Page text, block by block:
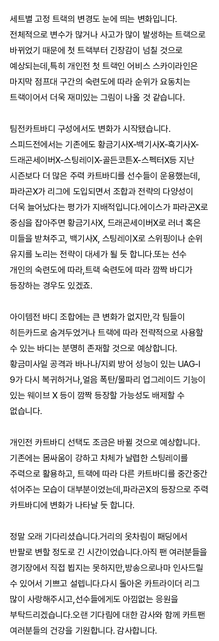
세트별 고정 트랙의 변경도 눈에 띄는 변화입니다.
전체적으로 변수가 많거나 사고가 많이 발생하는 트랙으로
바뀌었기 때문에 첫 트랙부터 긴장감이 넘칠 것으로
예상되는데,특히 개인전 첫 트랙인 어비스 스카이라인은
마지막 점프대 구간의 숙련도에 따라 순위가 요동치는
트랙이어서 더욱 재미있는 그림이 나올 것 같습니다.
팀전카트바디 구성에서도 변화가 시작됐습니다.
스피드전에서는 기존에도 황금기사X-백기사X-흑기사X-
드래곤세이버X-스팅레이X-골든코튼X-스펙터X등 지난
시즌보다 더 많은 주력 카트바디를 선수들이 운용했는데,
파라곤X가 리그에 도입되면서 조합과 전략의 다양성이
더욱 늘어났다는 평가가 지배적입니다.에이스가 파라곤X로
중심을 잡아주면 황금기사X, 드래곤세이버X로 러너 혹은
미들을 받쳐주고, 백기사X, 스팅레이X로 스위핑이나 순위
유지를 노리는 전략이 대세가 될 듯 합니다.또는 선수
개인의 숙련도에 따라,트랙 숙련도에 따라 깜짝 바디가
등장하는 경우도 있겠죠.
아이템전 바디 조합에는 큰 변화가 없지만,각 팀들이
히든카드로 숨겨두었거나 트랙에 따라 전략적으로 사용할
수 있는 바디는 분명히 존재할 것으로 예상합니다.
황금미사일 공격과 바나나/지뢰 방어 성능이 있는 UAG-I
9가 다시 복귀하거나,얼음 폭탄/물파리 업그레이드 기능이
있는 웨이브 X 등이 깜짝 등장할 가능성도 배제할 수
없습니다.
개인전 카트바디 선택도 조금은 바뀔 것으로 예상합니다.
기존에는 몸싸움이 강하고 차체가 날렵한 스팅레이를
주력으로 활용하고, 트랙에 따라 다른 카트바디를 중간중간
섞어주는 모습이 대부분이었는데,파라곤X의 등장으로 주력
카트바디에 변화가 나타날 듯 합니다.
정말 오래 기다리셨습니다.거리의 옷차림이 패딩에서
반팔로 변할 정도로 긴 시간이었습니다.아직 팬 여러분들을
경기장에서 직접 뵙지는 못하지만,방송으로나마 인사드릴
수 있어서 기쁘고 설렙니다.다시 돌아온 카트라이더 리그
많이 사랑해주시고,선수들에게도 아낌없는 응원을
부탁드리겠습니다.오랜 기다림에 대한 감사와 함께 카트팬
여러분들의 건강을 기원합니다. 감사합니다.